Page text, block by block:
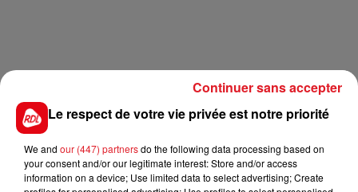
Le respect de votre vie privée est notre priorité
We and our (447) partnersdo the following data processing based on
your consent and/or our legitimate interest: Store and/or access
information on a device; Use limited data to select advertising; Create
Continuer sans accepter